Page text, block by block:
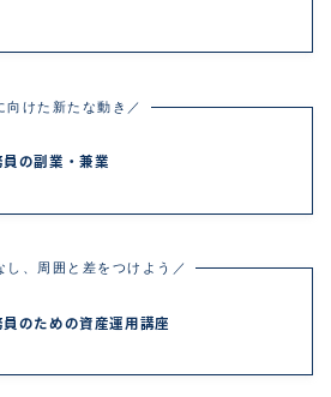
向けた新たな動き／
員の副業・兼業
し、周囲と差をつけよう／
員のための資産運用講座